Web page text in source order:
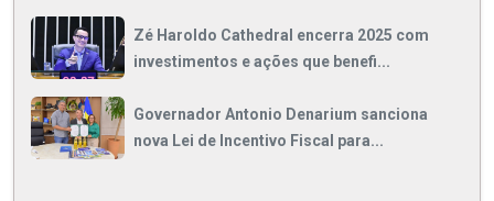
Zé Haroldo Cathedral encerra 2025 com
investimentos e ações que benefi...
Governador Antonio Denarium sanciona
nova Lei de Incentivo Fiscal para...